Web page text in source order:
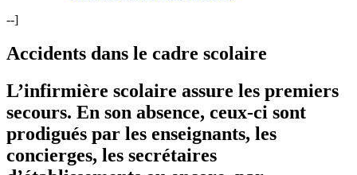
--]
Accidents dans le cadre scolaire
L’infirmière scolaire assure les premiers
secours. En son absence, ceux-ci sont
prodigués par les enseignants, les
concierges, les secrétaires